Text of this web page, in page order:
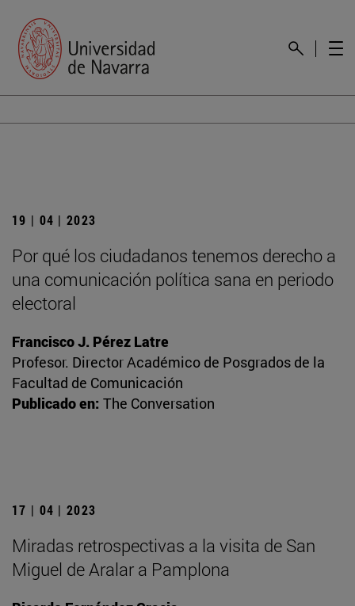
19 | 04 | 2023
Por qué los ciudadanos tenemos derecho a
una comunicación política sana en periodo
electoral
Francisco J. Pérez Latre
Profesor. Director Académico de Posgrados de la
Facultad de Comunicación
Publicado en: The Conversation
17 | 04 | 2023
Miradas retrospectivas a la visita de San
Miguel de Aralar a Pamplona